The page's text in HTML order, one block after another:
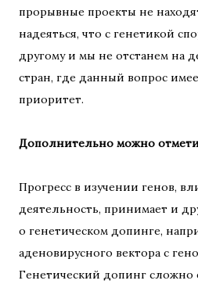
прорывные проекты не
надеяться, что с генетикой
другому и мы не отстанем на
стран, где данный вопрос
приоритет.
Дополнительно можно
Прогресс в изучении генов,
деятельность, принимает и
о генетическом допинге,
аденовирусного вектора с
Генетический допинг сложно